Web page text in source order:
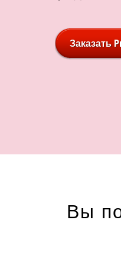
Заказать
Вы